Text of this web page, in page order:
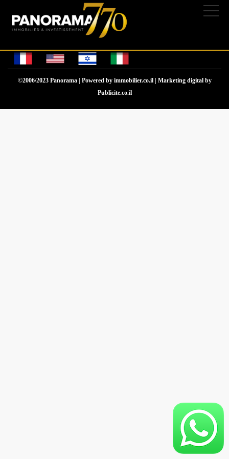
L'Agence Appartements
Projets neufs
©2006/2023 Panorama | Powered by immobilier.co.il| Marketing digital by
Publicite.co.il